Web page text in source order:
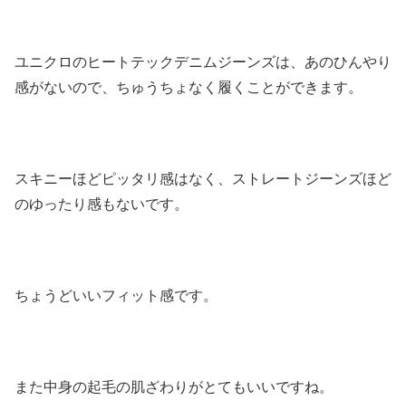
ユニクロのヒートテックデニムジーンズは、あのひんやり
感がないので、ちゅうちょなく履くことができます。
スキニーほどピッタリ感はなく、ストレートジーンズほど
のゆったり感もないです。
ちょうどいいフィット感です。
また中身の起毛の肌ざわりがとてもいいですね。